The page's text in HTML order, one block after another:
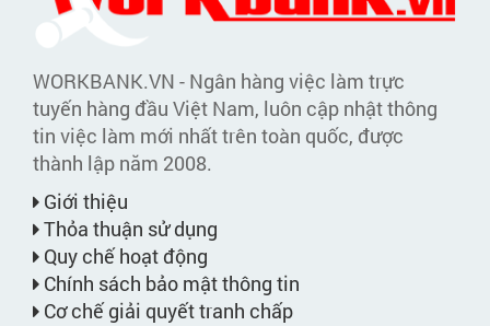
WORKBANK.VN - Ngân hàng việc làm trực
tuyến hàng đầu Việt Nam, luôn cập nhật thông
tin việc làm mới nhất trên toàn quốc, được
thành lập năm 2008.
Giới thiệu
Thỏa thuận sử dụng
Quy chế hoạt động
Chính sách bảo mật thông tin
Cơ chế giải quyết tranh chấp